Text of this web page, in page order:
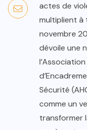
actes de
multiplient à
novembre
dévoile une
Sécurité
comme un
transformer